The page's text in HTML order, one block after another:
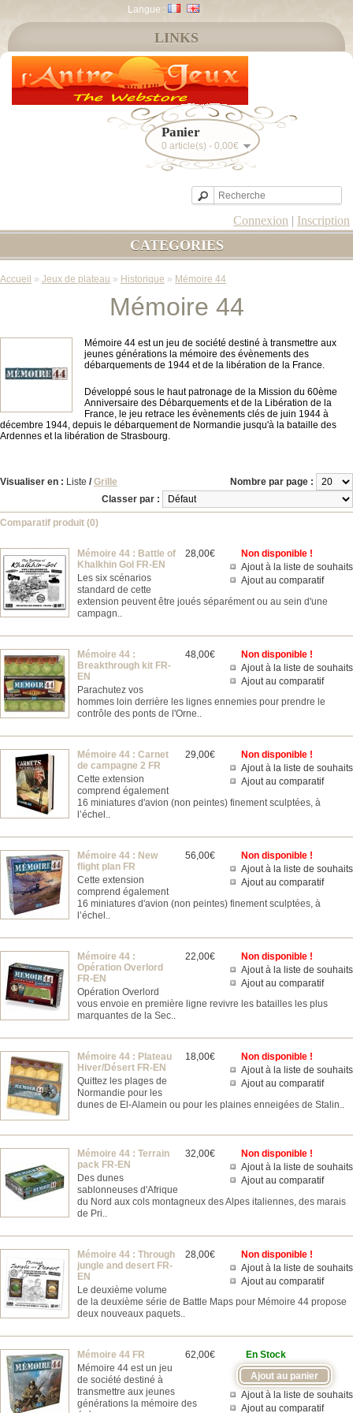
Langue :
Panier
0 article(s) - 0,00€
Connexion | Inscription
LINKS
CATEGORIES
Accueil » Jeux de plateau » Historique » Mémoire 44
Mémoire 44
Mémoire 44 est un jeu de société destiné à transmettre aux
jeunes générations la mémoire des évènements des
débarquements de 1944 et de la libération de la France.
Développé sous le haut patronage de la Mission du 60ème
Anniversaire des Débarquements et de la Libération de la
France, le jeu retrace les évènements clés de juin 1944 à
décembre 1944, depuis le débarquement de Normandie jusqu'à la bataille des
Ardennes et la libération de Strasbourg.
Visualiser en : Liste / Grille
Nombre par page :
Classer par :
Comparatif produit (0)
Non disponible !
Ajout à la liste de souhaits
Ajout au comparatif
28,00€
Mémoire 44 : Battle of
Khalkhin Gol FR-EN
Les six scénarios
standard de cette
extension peuvent être joués séparément ou au sein d'une
campagn..
Non disponible !
Ajout à la liste de souhaits
Ajout au comparatif
48,00€
Mémoire 44 :
Breakthrough kit FR-
EN
Parachutez vos
hommes loin derrière les lignes ennemies pour prendre le
contrôle des ponts de l'Orne..
Non disponible !
Ajout à la liste de souhaits
Ajout au comparatif
29,00€
Mémoire 44 : Carnet
de campagne 2 FR
Cette extension
comprend également
16 miniatures d'avion (non peintes) finement sculptées, à
l’échel..
Non disponible !
Ajout à la liste de souhaits
Ajout au comparatif
56,00€
Mémoire 44 : New
flight plan FR
Cette extension
comprend également
16 miniatures d'avion (non peintes) finement sculptées, à
l’échel..
Non disponible !
Ajout à la liste de souhaits
Ajout au comparatif
22,00€
Mémoire 44 :
Opération Overlord
FR-EN
Opération Overlord
vous envoie en première ligne revivre les batailles les plus
marquantes de la Sec..
Non disponible !
Ajout à la liste de souhaits
Ajout au comparatif
18,00€
Mémoire 44 : Plateau
Hiver/Désert FR-EN
Quittez les plages de
Normandie pour les
dunes de El-Alamein ou pour les plaines enneigées de Stalin..
Non disponible !
Ajout à la liste de souhaits
Ajout au comparatif
32,00€
Mémoire 44 : Terrain
pack FR-EN
Des dunes
sablonneuses d'Afrique
du Nord aux cols montagneux des Alpes italiennes, des marais
de Pri..
Non disponible !
Ajout à la liste de souhaits
Ajout au comparatif
28,00€
Mémoire 44 : Through
jungle and desert FR-
EN
Le deuxième volume
de la deuxième série de Battle Maps pour Mémoire 44 propose
deux nouveaux paquets..
En Stock
Ajout à la liste de souhaits
Ajout au comparatif
62,00€
Mémoire 44 FR
Mémoire 44 est un jeu
de société destiné à
transmettre aux jeunes
générations la mémoire des